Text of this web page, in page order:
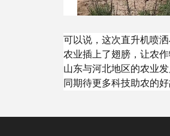
可以说，这次直升机喷
农业插上了翅膀，让农
山东与河北地区的农业
同期待更多科技助农的